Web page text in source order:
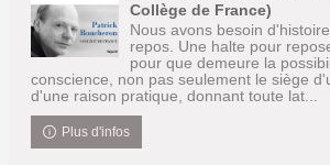
Collège de France)
Nous avons besoin
repos. Une halte pour
pour que demeure la
conscience, non pas seulement le siège
d'une raison pratique, donnant toute lat...
Plus d'infos